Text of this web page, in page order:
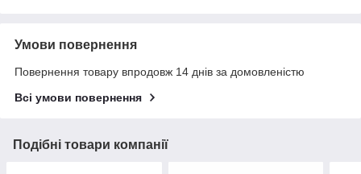
Умови повернення
Повернення товару впродовж 14 днів за домовленістю
Всі умови повернення
Подібні товари компанії